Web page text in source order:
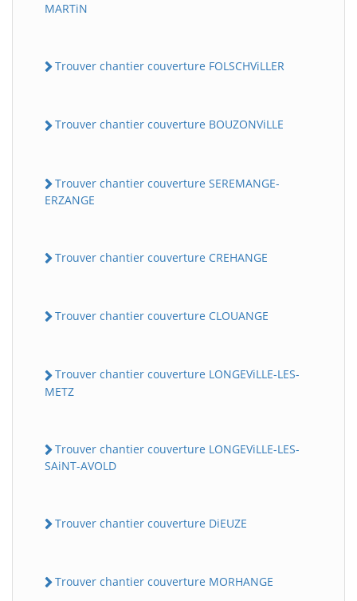
MARTiN
Trouver chantier couverture FOLSCHViLLER
Trouver chantier couverture BOUZONViLLE
Trouver chantier couverture SEREMANGE-
ERZANGE
Trouver chantier couverture CREHANGE
Trouver chantier couverture CLOUANGE
Trouver chantier couverture LONGEViLLE-LES-
METZ
Trouver chantier couverture LONGEViLLE-LES-
SAiNT-AVOLD
Trouver chantier couverture DiEUZE
Trouver chantier couverture MORHANGE